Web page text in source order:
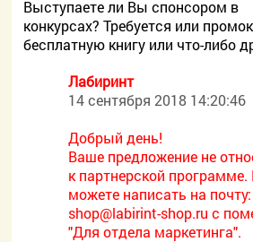
Выступаете ли Вы спонсором в
конкурсах? Требуется или
бесплатную книгу или что-либо
Лабиринт
14 сентября 2018 14:20:46
Добрый день!
Ваше предложение не
к партнерской
можете написать на почту:
shop@labirint-shop.ru с
"Для отдела маркетинга".